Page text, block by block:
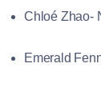
Chloé Zhao-
Emerald